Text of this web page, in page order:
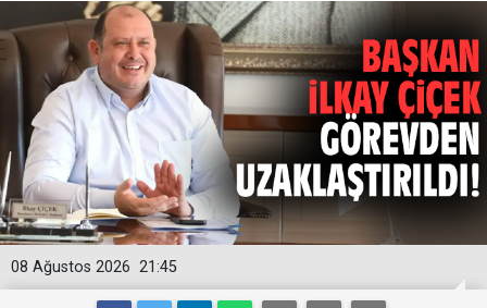
21:45
08 Ağustos 2026